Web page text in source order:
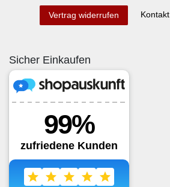
Vertrag widerrufen Kontakt
Sicher Einkaufen